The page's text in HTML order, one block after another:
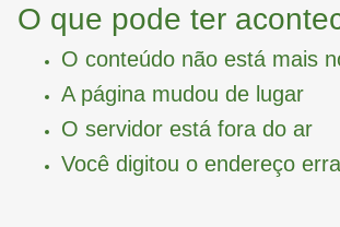
O que pode ter
O conteúdo não está mais
A página mudou de lugar
O servidor está fora do ar
Você digitou o endereço